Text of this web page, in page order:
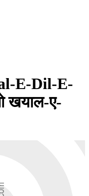
E-Dil-E-
खयाल-ए-